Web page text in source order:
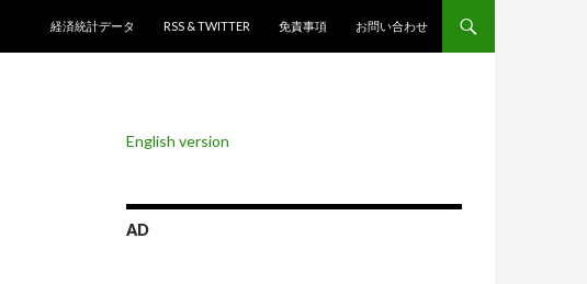
経済統計データ
RSS & TWITTER 免責事項 お問い合わせ
English version
AD